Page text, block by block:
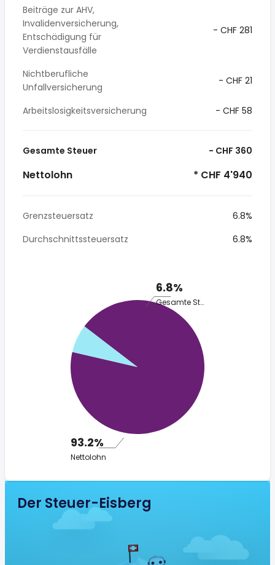
Beiträge zur AHV,
Invalidenversicherung,
Entschädigung für
Verdienstausfälle
- CHF 281
Nichtberufliche
Unfallversicherung
- CHF 21
Arbeitslosigkeitsversicherung - CHF 58
Gesamte Steuer - CHF 360
Nettolohn * CHF 4'940
Grenzsteuersatz
6.8%
Durchschnittssteuersatz
6.8%
6.8%
Gesamte Steuer
93.2%
Nettolohn
Der Steuer-Eisberg